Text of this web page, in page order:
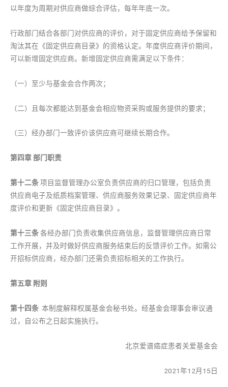
以年度为周期对供应商做综合评估，每年年底一次。
行政部门结合各部门对供应商的评价，对于固定供应商给予保留和
淘汰其在《固定供应商目录》的资格认定。年度供应商评价期间，
可以新增固定供应商。新增固定供应商需满足以下条件：
（一）至少与基金会合作两次；
（二）且每次都能达到基金会相应物资采购或服务提供的要求；
（三）经办部门一致评价该供应商可继续长期合作。
第四章 部门职责
第十二条项目监督管理办公室负责供应商的归口管理，包括负责
供应商电子及纸质档案管理、供应商服务效果记录、固定供应商年
度评价和更新《固定供应商目录》。
第十三条各经办部门负责收集供应商信息，监督管理供应商日常
工作开展，并及时做好供应商服务结束后的反馈评价工作。如需公
开招标供应商，经办部门还需负责招标相关的工作执行。
第五章 附则
第十四条 本制度解释权属基金会秘书处。经基金会理事会审议通
过，自公布之日起实施执行。
北京爱谱癌症患者关爱基金会
2021年12月15日